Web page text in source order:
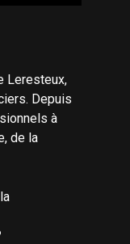
Leresteux,
Depuis
à
de la